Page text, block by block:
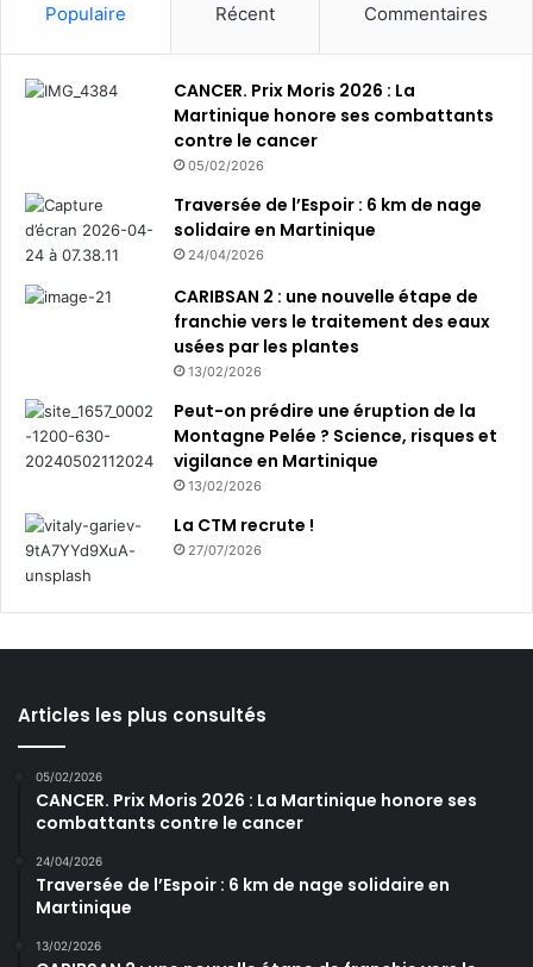
Populaire Récent Commentaires
CANCER. Prix Moris 2026 : La
Martinique honore ses combattants
contre le cancer
05/02/2026
Traversée de l’Espoir : 6 km de nage
solidaire en Martinique
24/04/2026
CARIBSAN 2 : une nouvelle étape de
franchie vers le traitement des eaux
usées par les plantes
13/02/2026
Peut-on prédire une éruption de la
Montagne Pelée ? Science, risques et
vigilance en Martinique
13/02/2026
La CTM recrute !
27/07/2026
Articles les plus consultés
05/02/2026
CANCER. Prix Moris 2026 : La Martinique honore ses
combattants contre le cancer
24/04/2026
Traversée de l’Espoir : 6 km de nage solidaire en
Martinique
13/02/2026